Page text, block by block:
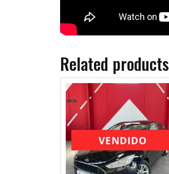
Related products
VENDIDO